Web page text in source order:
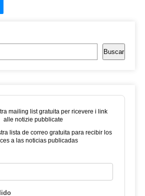
Buscar
mailing list gratuita per ricevere i link
alle notizie pubblicate
lista de correo gratuita para recibir los
a las noticias publicadas